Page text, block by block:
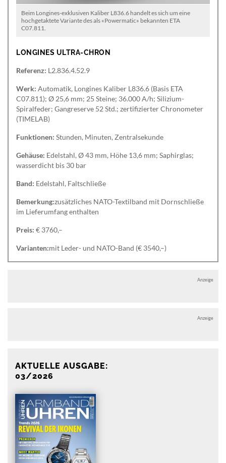
Beim Longines-exklusiven Kaliber L836.6 handelt es sich um eine
hochgetaktete Variante des als «Powermatic» bekannten ETA
C07.811.
LONGINES ULTRA-CHRON
Referenz: L2.836.4.52.9
Werk: Automatik, Longines Kaliber L836.6 (Basis ETA
C07.811); Ø 25,6 mm; 25 Steine; 36.000 A/h; Silizium-
Spiralfeder; Gangreserve 52 Std.; zertifizierter Chronometer
(TIMELAB)
Funktionen: Stunden, Minuten, Zentralsekunde
Gehäuse: Edelstahl, Ø 43 mm, Höhe 13,6 mm; Saphirglas;
wasserdicht bis 30 bar
Band: Edelstahl, Faltschließe
Bemerkung:zusätzliches NATO-Textilband mit Dornschließe
im Lieferumfang enthalten
Preis: € 3760,–
Varianten:mit Leder- und NATO-Band (€ 3540,–)
Anzeige
Anzeige
AKTUELLE AUSGABE:
03/2026